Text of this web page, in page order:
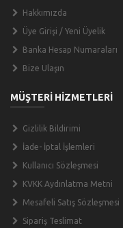
Hakkımızda
Üye Girişi / Yeni Üyelik
Banka Hesap Numaraları
Bize Ulaşın
MÜŞTERİ HİZMETLERİ
Gizlilik Bildirimi
İade- İptal İşlemleri
Kullanıcı Sözleşmesi
KVKK Aydınlatma Metni
Mesafeli Satış Sözleşmesi
Sipariş Teslimat